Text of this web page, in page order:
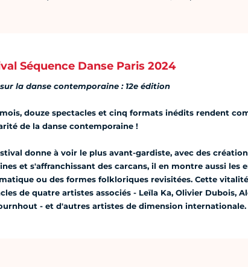
Séquence Danse Paris 2024
la danse contemporaine : 12e édition
douze spectacles et cinq formats inédits rendent
de la danse contemporaine !
donne à voir le plus avant-gardiste, avec des
et s'affranchissant des carcans, il en montre aussi les
ou des formes folkloriques revisitées. Cette
de quatre artistes associés - Leïla Ka, Olivier Dubois,
- et d'autres artistes de dimension internationale.